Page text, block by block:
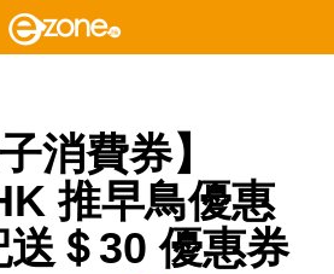
消費券】
推早鳥優惠
＄30 優惠券